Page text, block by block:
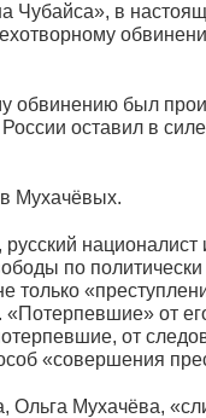
Чубайса», в
обвинению был
оставил в
Мухачёвых.
по
только
«Потерпевшие» от
от
«совершения
Ольга Мухачёва,